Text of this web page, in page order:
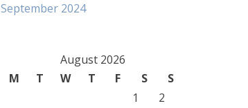
September 2024
August 2026
M
T W T F S
S
1
2